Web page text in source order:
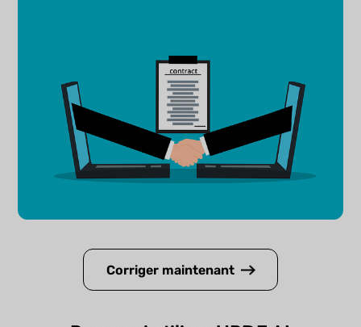
Corriger maintenant